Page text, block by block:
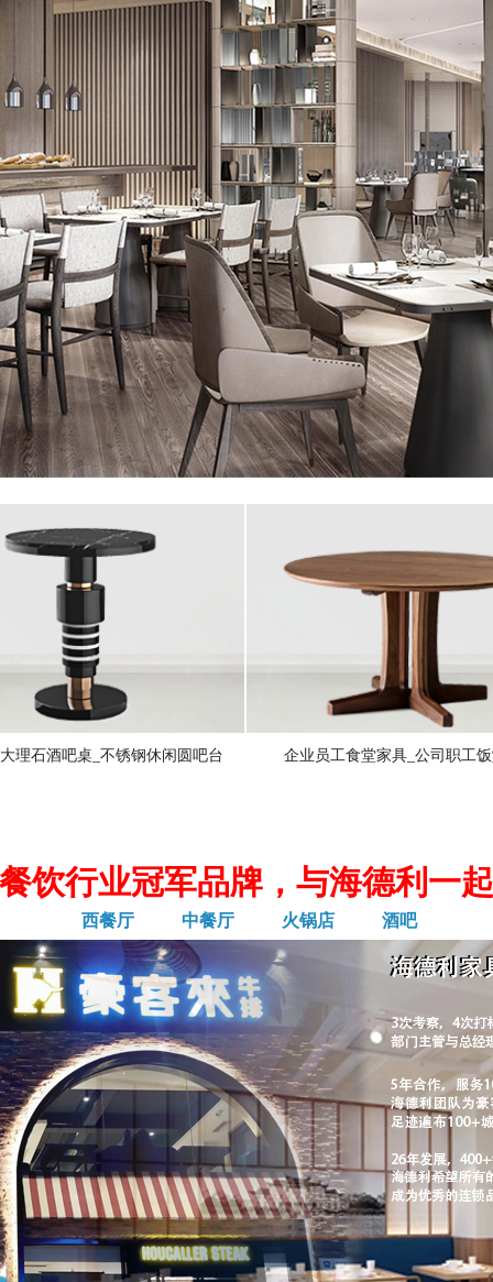
理石酒吧桌_不锈钢休闲圆吧台 企业员工食堂家具_公司职工
饮行业冠军品牌，与海德利一
西餐厅 中餐厅 火锅店 酒吧